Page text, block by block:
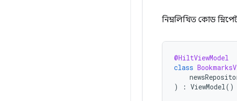
নিম্নলিখিত কোড
@HiltViewModel
class
)
: ViewModel()